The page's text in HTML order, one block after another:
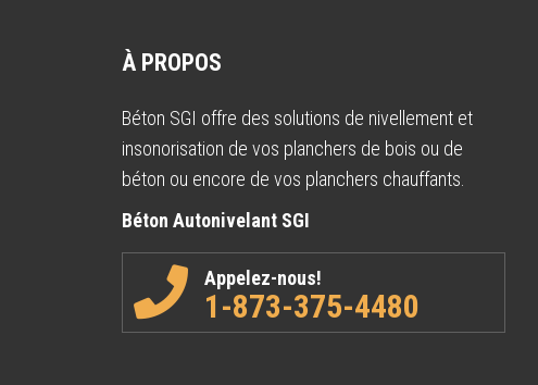
À PROPOS
Béton SGI offre des solutions de nivellement et
insonorisation de vos planchers de bois ou de
béton ou encore de vos planchers chauffants.
Béton Autonivelant SGI
Appelez-nous!
1-873-375-4480